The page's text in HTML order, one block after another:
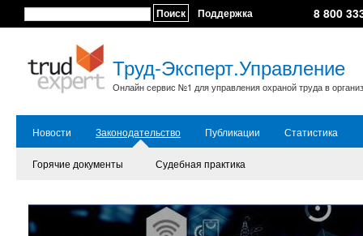
Поиск Поддержка 8 800
Труд-Эксперт.Управление
Онлайн сервис №1 для управления охраной труда в
Новости Законодательство Публикации Статистика
Горячие документы Судебная практика